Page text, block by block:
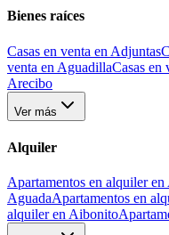
Bienes raíces
Casas en venta en Adjuntas
venta en AguadillaCasas en
Arecibo
Ver más
Alquiler
Apartamentos en alquiler en
AguadaApartamentos en
alquiler en Aibonito